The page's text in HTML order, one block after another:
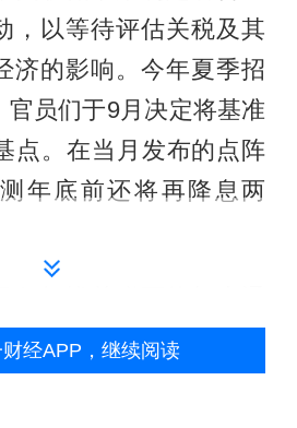
，以等待评估关税及其
济的影响。今年夏季招
官员们于9月决定将基准
点。在当月发布的点阵
年底前还将再降息两
美国劳动力市场显现疲
完全计价美联储降息的
经APP，继续阅读